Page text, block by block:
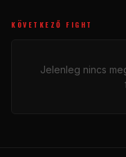
KÖVETKEZŐ FIGHT
Jelenleg nincs